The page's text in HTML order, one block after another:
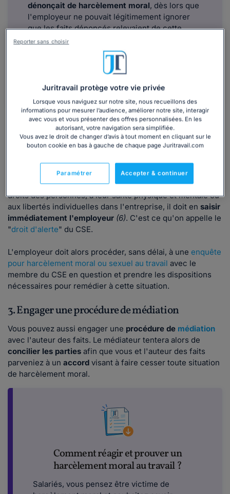
dénonçait de harcèlement moral, dès lors que
l'employeur ne pouvait légitimement ignorer
que les faits dénoncés relevaient de cette
qualification (5).
Dans un tel cas de figure, il appartient, à la
partie défenderesse, c'est-à-dire à l'auteur des
faits, de prouver que ceux-ci ne sont pas
constitutifs des faits de harcèlement.
2. Alerter le CSE
Vous pouvez égalementprévenir le comité social et
En effet, si un membre du CSE constate, notamment par
l'intermédiaire d'un travailleur, qu'il existe une atteinte aux
droits des personnes, à leur santé physique et mentale ou
aux libertés individuelles dans l'entreprise, il doit en saisir
immédiatement l'employeur (6). C'est ce qu'on appelle le
"droit d'alerte" du CSE.
L'employeur doit alors procéder, sans délai, à une enquête
pour harcèlement moral ou sexuel au travail avec le
membre du CSE en question et prendre les dispositions
nécessaires pour remédier à cette situation.
3. Engager une procédure de médiation
Vous pouvez aussi engager une procédure de médiation
avec l'auteur des faits. Le médiateur tentera alors de
concilier les parties afin que vous et l'auteur des faits
parveniez à un accord visant à faire cesser toute situation
de harcèlement moral.
Comment réagir et prouver un
harcèlement moral au travail ?
Salariés, vous pensez être victime de
Juritravail protège votre vie privée
Lorsque vous naviguez sur notre site, nous recueillons des
informations pour mesurer l’audience, améliorer notre site, interagir
avec vous et vous présenter des offres personnalisées. En les
autorisant, votre navigation sera simplifiée.
Vous avez le droit de changer d’avis à tout moment en cliquant sur le
bouton cookie en bas à gauche de chaque page Juritravail.com
Accepter & continuer
Paramétrer
Reporter sans choisir